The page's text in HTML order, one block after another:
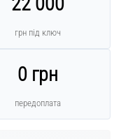
грн під ключ
0 грн
передоплата